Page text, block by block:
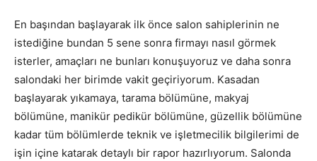
En başından başlayarak ilk önce salon sahiplerinin ne
istediğine bundan 5 sene sonra firmayı nasıl görmek
isterler, amaçları ne bunları konuşuyoruz ve daha sonra
salondaki her birimde vakit geçiriyorum. Kasadan
başlayarak yıkamaya, tarama bölümüne, makyaj
bölümüne, manikür pedikür bölümüne, güzellik bölümüne
kadar tüm bölümlerde teknik ve işletmecilik bilgilerimi de
işin içine katarak detaylı bir rapor hazırlıyorum. Salonda